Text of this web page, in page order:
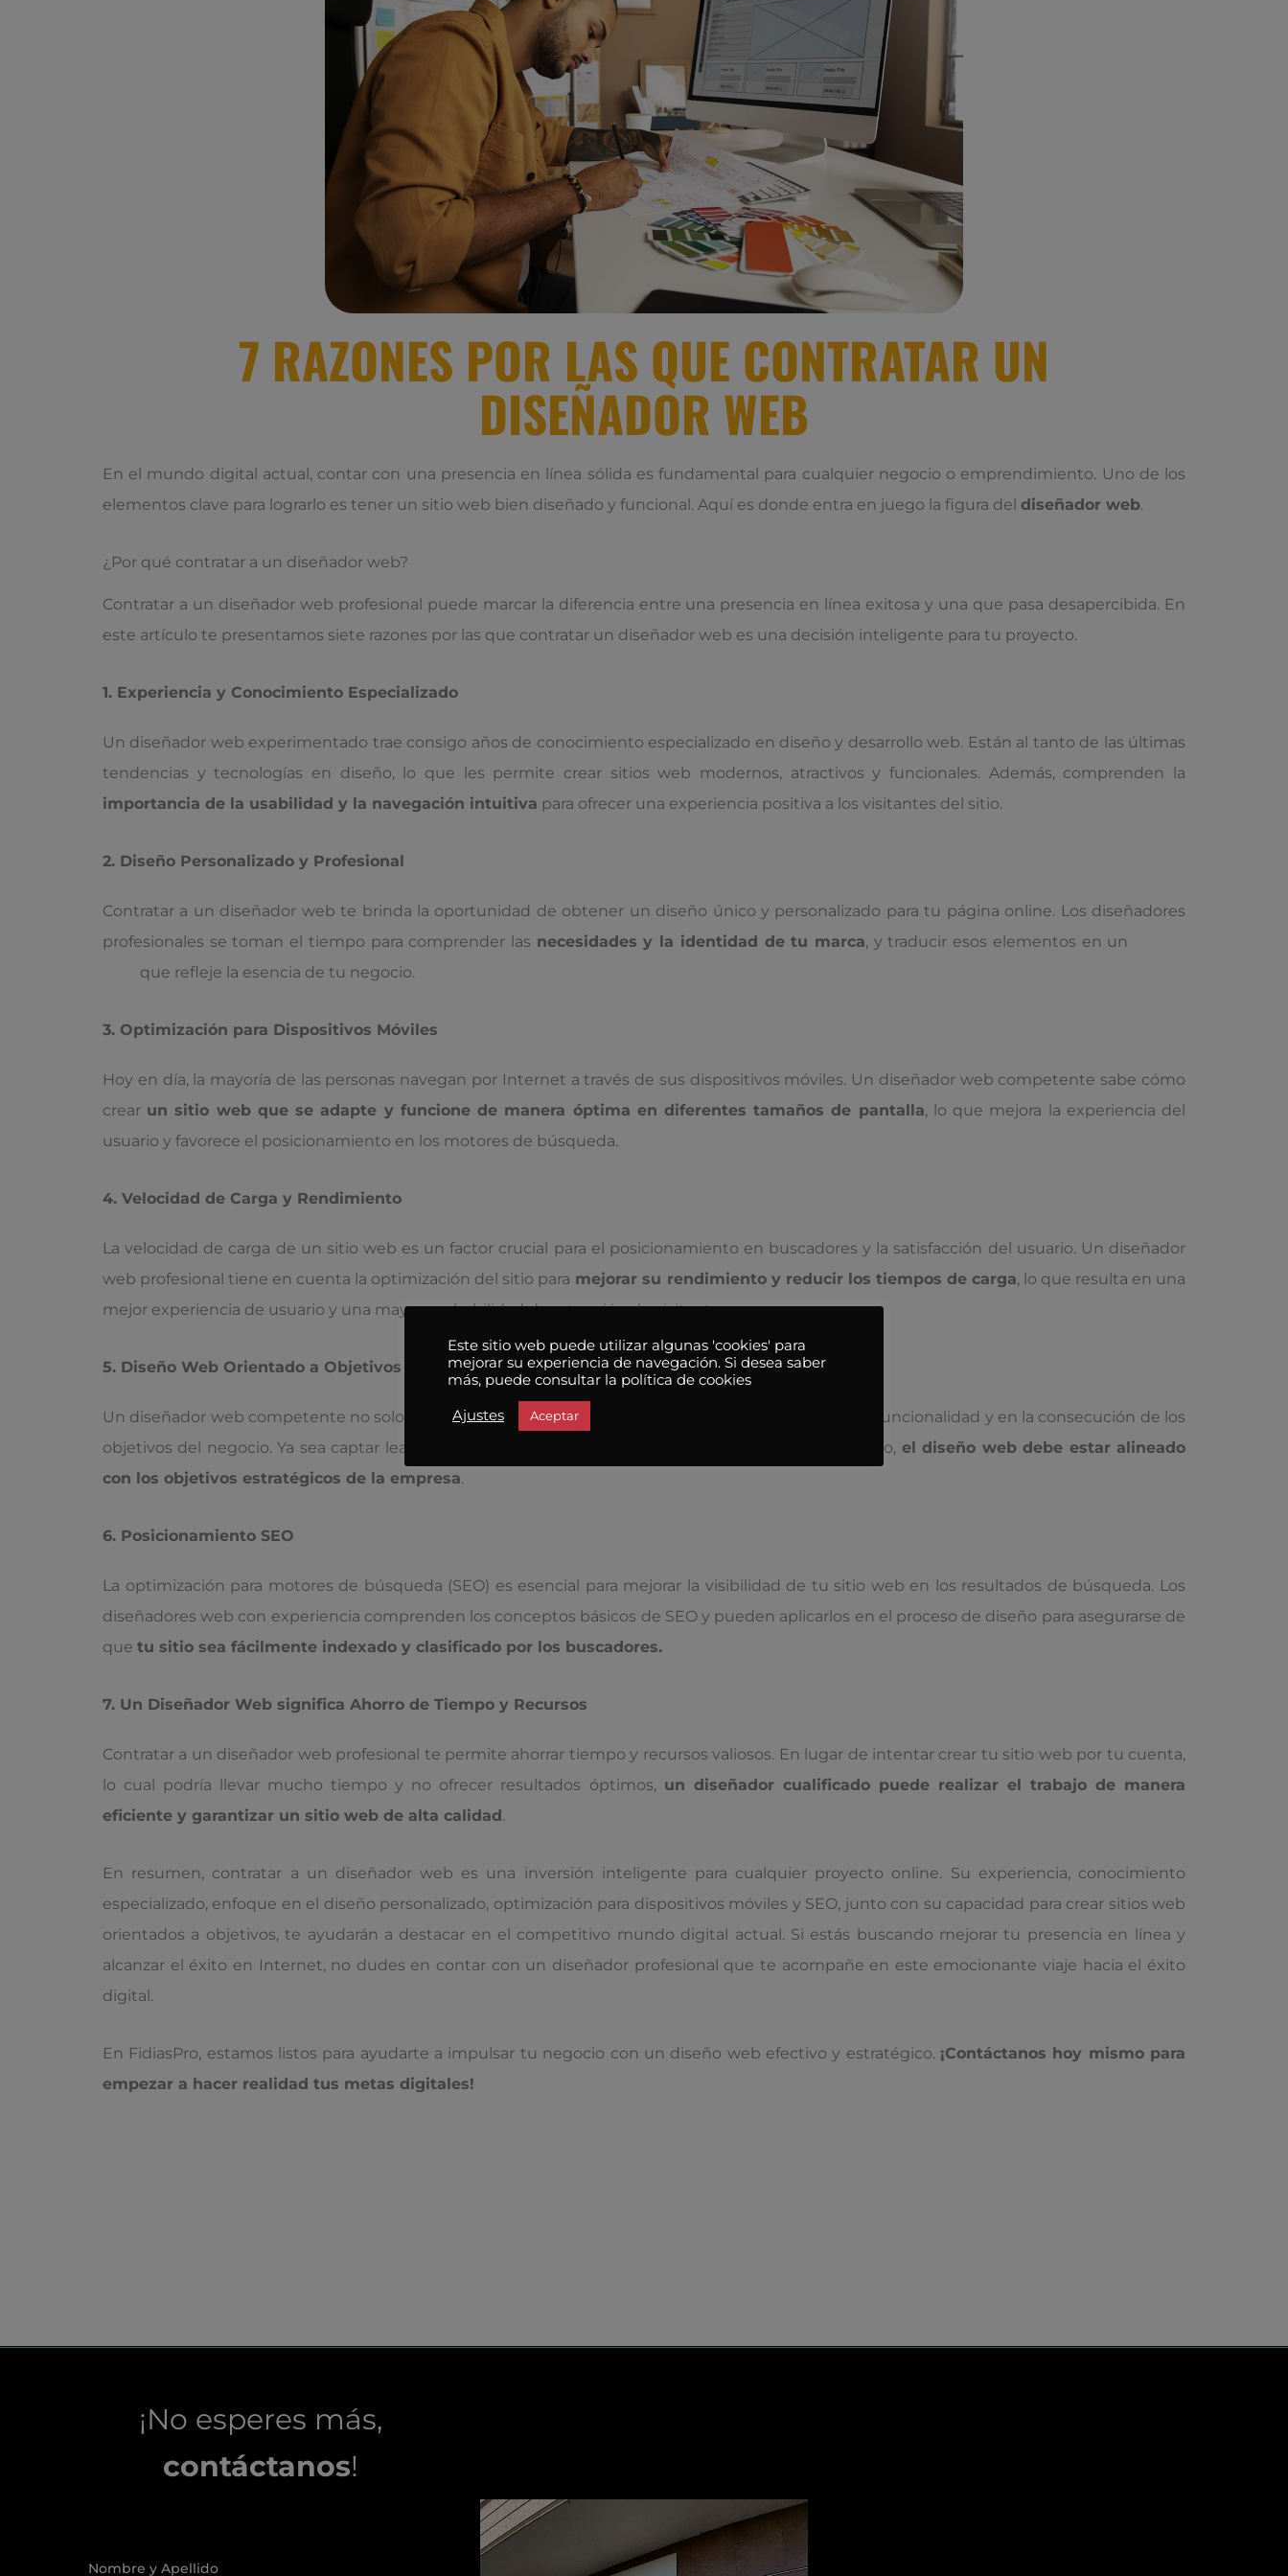
7 RAZONES POR LAS QUE CONTRATAR UN
DISEÑADOR WEB
En el mundo digital actual, contar con una presencia en línea sólida es fundamental para cualquier negocio o emprendimiento. Uno de los
elementos clave para lograrlo es tener un sitio web bien diseñado y funcional. Aquí es donde entra en juego la figura del diseñador web.
¿Por qué contratar a un diseñador web?
Contratar a un diseñador web profesional puede marcar la diferencia entre una presencia en línea exitosa y una que pasa desapercibida. En
este artículo te presentamos siete razones por las que contratar un diseñador web es una decisión inteligente para tu proyecto.
1. Experiencia y Conocimiento Especializado
Un diseñador web experimentado trae consigo años de conocimiento especializado en diseño y desarrollo web. Están al tanto de las últimas
tendencias y tecnologías en diseño, lo que les permite crear sitios web modernos, atractivos y funcionales. Además, comprenden la
importancia de la usabilidad y la navegación intuitiva para ofrecer una experiencia positiva a los visitantes del sitio.
2. Diseño Personalizado y Profesional
Contratar a un diseñador web te brinda la oportunidad de obtener un diseño único y personalizado para tu página online. Los diseñadores
profesionales se toman el tiempo para comprender las necesidades y la identidad de tu marca, y traducir esos elementos en un
que refleje la esencia de tu negocio.
3. Optimización para Dispositivos Móviles
Hoy en día, la mayoría de las personas navegan por Internet a través de sus dispositivos móviles. Un diseñador web competente sabe cómo
crear un sitio web que se adapte y funcione de manera óptima en diferentes tamaños de pantalla, lo que mejora la experiencia del
usuario y favorece el posicionamiento en los motores de búsqueda.
4. Velocidad de Carga y Rendimiento
La velocidad de carga de un sitio web es un factor crucial para el posicionamiento en buscadores y la satisfacción del usuario. Un diseñador
web profesional tiene en cuenta la optimización del sitio para mejorar su rendimiento y reducir los tiempos de carga, lo que resulta en una
mejor experiencia de usuario y una mayor probabilidad de retención de visitantes.
5. Diseño Web Orientado a Objetivos
Un diseñador web competente no solo se enfoca en la apariencia visual del sitio, sino también en su funcionalidad y en la consecución de los
objetivos del negocio. Ya sea captar leads, aumentar las ventas o mejorar la interacción con el usuario, el diseño web debe estar alineado
con los objetivos estratégicos de la empresa.
6. Posicionamiento SEO
La optimización para motores de búsqueda (SEO) es esencial para mejorar la visibilidad de tu sitio web en los resultados de búsqueda. Los
diseñadores web con experiencia comprenden los conceptos básicos de SEO y pueden aplicarlos en el proceso de diseño para asegurarse de
que tu sitio sea fácilmente indexado y clasificado por los buscadores.
7. Un Diseñador Web significa Ahorro de Tiempo y Recursos
Contratar a un diseñador web profesional te permite ahorrar tiempo y recursos valiosos. En lugar de intentar crear tu sitio web por tu cuenta,
lo cual podría llevar mucho tiempo y no ofrecer resultados óptimos, un diseñador cualificado puede realizar el trabajo de manera
eficiente y garantizar un sitio web de alta calidad.
En resumen, contratar a un diseñador web es una inversión inteligente para cualquier proyecto online. Su experiencia, conocimiento
especializado, enfoque en el diseño personalizado, optimización para dispositivos móviles y SEO, junto con su capacidad para crear sitios web
orientados a objetivos, te ayudarán a destacar en el competitivo mundo digital actual. Si estás buscando mejorar tu presencia en línea y
alcanzar el éxito en Internet, no dudes en contar con un diseñador profesional que te acompañe en este emocionante viaje hacia el éxito
digital.
En FidiasPro, estamos listos para ayudarte a impulsar tu negocio con un diseño web efectivo y estratégico. ¡Contáctanos hoy mismo para
empezar a hacer realidad tus metas digitales!
¡No esperes más,
contáctanos!
Nombre y Apellido
Este sitio web puede utilizar algunas 'cookies' para
mejorar su experiencia de navegación. Si desea saber
más, puede consultar la política de cookies
Ajustes Aceptar